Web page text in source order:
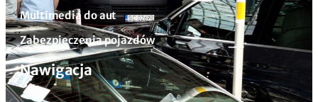
Multimedia do aut
Zabezpieczenia pojazdów
Nawigacja